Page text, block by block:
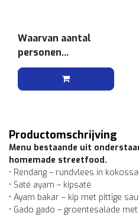
Waarvan aantal
personen
vegetarisch
Productomschrijving
Menu bestaande uit
homemade streetfood.
• Rendang – rundvlees in
• Saté ayam – kipsaté
• Ayam bakar – kip met pittige
• Gado gado – groentesalade